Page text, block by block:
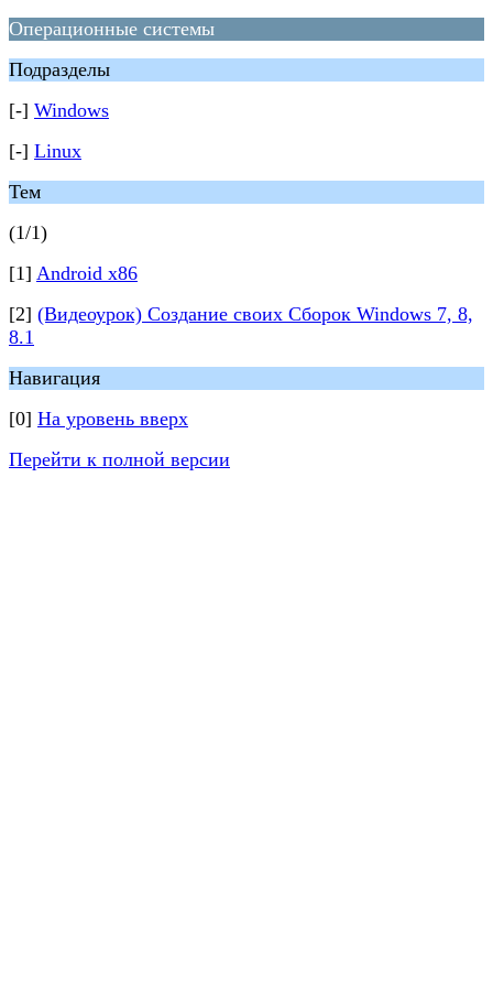
Операционные системы
Подразделы
[-] Windows
[-] Linux
Тем
(1/1)
[1] Android x86
[2] (Видеоурок) Создание своих Сборок Windows 7, 8,
8.1
Навигация
[0] На уровень вверх
Перейти к полной версии